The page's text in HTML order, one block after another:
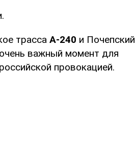
трасса А-240 и Почепский
важный момент для
провокацией.